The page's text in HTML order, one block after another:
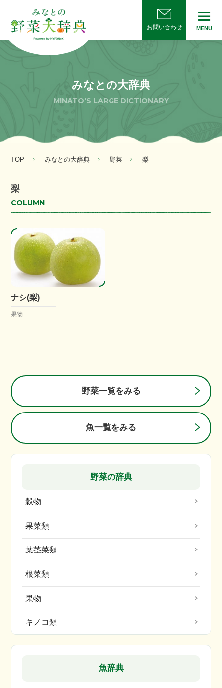
お問い合わせ MENU
みなとの大辞典
MINATO'S LARGE DICTIONARY
TOP みなとの大辞典 野菜 梨
梨
COLUMN
ナシ(梨)
果物
野菜一覧をみる
魚一覧をみる
野菜の辞典
穀物
果菜類
葉茎菜類
根菜類
果物
キノコ類
魚辞典